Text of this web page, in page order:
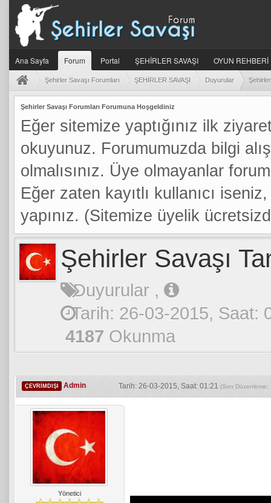
Ana Sayfa Forum Portal ŞEHİRLER SAVAŞI OYUN REHBERİ
Şehirler Savaşı Forumları ŞEHİRLER SAVAŞI Duyurular
Şehirler Savaşı Forumları Forumuna Hoşgeldiniz
Eğer sitemize yaptığınız ilk
okuyunuz. Forumumuzda bilgi
olmalısınız. Üye olmayanlar
Eğer zaten kayıtlı kullanıcı
yapınız. (Sitemize üyelik
Şehirler Savaşı
Duyurular ,
Tarih: 26-03-2015, Saat:
4187 Okunma
ÇEVRIMDIŞI Admin Tarih: 26-03-2015, Saat: 01:21 (Son
Yönetici